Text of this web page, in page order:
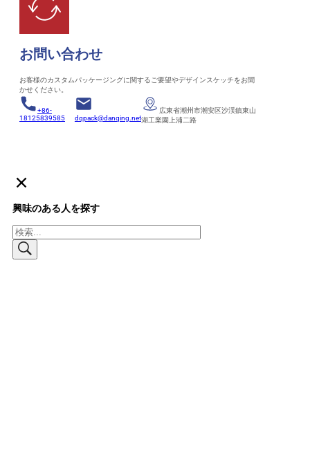
お問い合わせ
お客様のカスタムパッケージングに関するご要望やデザインスケッチをお聞
かせください。
+86-
18125839585
dqpack@danqing.net
広東省潮州市潮安区沙渓鎮東山
湖工業園上浦二路
興味のある人を探す
検
索